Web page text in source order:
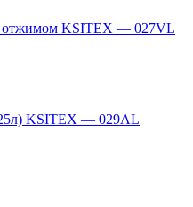
KSITEX — 029AL